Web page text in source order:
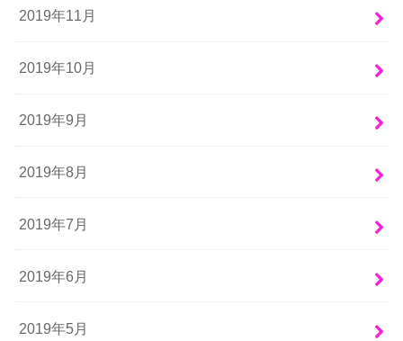
2019年11月
2019年10月
2019年9月
2019年8月
2019年7月
2019年6月
2019年5月